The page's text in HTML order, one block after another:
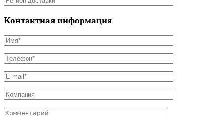
Контактная информация